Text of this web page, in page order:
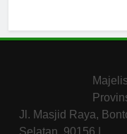
Jl. Masjid Raya,
Selatan, 90156 |